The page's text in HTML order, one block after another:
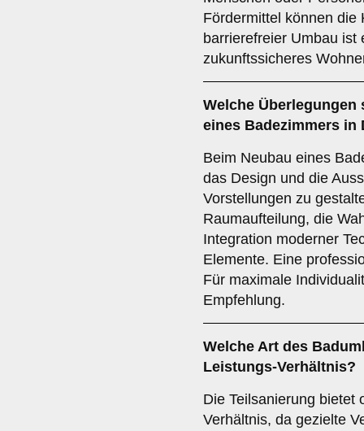
Fördermittel können die
barrierefreier Umbau ist
zukunftssicheres
Welche
eines Badezimmers
Beim Neubau eines
das Design und die
Vorstellungen zu
Raumaufteilung, die
Integration moderner
Elemente. Eine
Für maximale
Empfehlung.
Welche Art des
Leistungs-Verhältnis?
Die Teilsanierung bietet
Verhältnis, da gezielte